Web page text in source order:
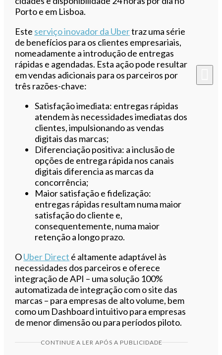
Porto e em Lisboa.
Este serviço inovador da Ubertraz uma série
de benefícios para os clientes empresariais,
nomeadamente a introdução de entregas
rápidas e agendadas. Esta ação pode resultar
em vendas adicionais para os parceiros por
três razões-chave:
Satisfação imediata: entregas rápidas
atendem às necessidades imediatas dos
clientes, impulsionando as vendas
digitais das marcas;
Diferenciação positiva: a inclusão de
opções de entrega rápida nos canais
digitais diferencia as marcas da
concorrência;
Maior satisfação e fidelização:
entregas rápidas resultam numa maior
satisfação do cliente e,
consequentemente, numa maior
retenção a longo prazo.
OUber Direct é altamente adaptável às
necessidades dos parceiros e oferece
integração de API – uma solução 100%
automatizada de integração com o site das
marcas – para empresas de alto volume, bem
como um Dashboard intuitivo para empresas
de menor dimensão ou para períodos piloto.
CONTINUE A LER APÓS A PUBLICIDADE